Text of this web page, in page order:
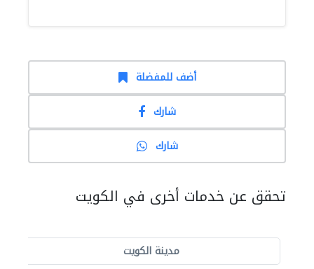
أضف للمفضلة
شارك
شارك
تحقق عن خدمات أخرى في الكويت
مدينة الكويت